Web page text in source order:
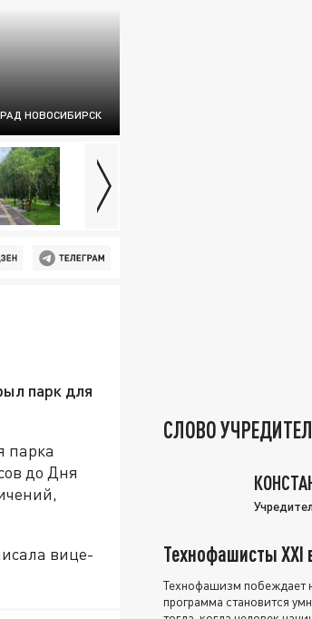
НОВОСИБИРСК
парк для
парка
до Дня
вице-
СЛОВО
Технофашисты XXI
Технофашизм побеждает
программа становится